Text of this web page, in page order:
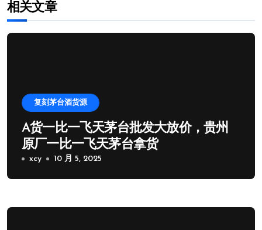
相关文章
复刻茅台酒货源
A货一比一飞天茅台批发大放价，贵州
原厂一比一飞天茅台拿货
xcy 10 月 5, 2025